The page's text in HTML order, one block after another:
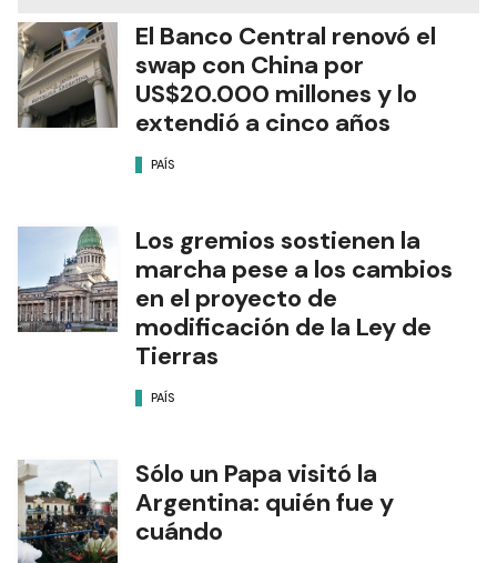
El Banco Central renovó el
swap con China por
US$20.000 millones y lo
extendió a cinco años
PAÍS
Los gremios sostienen la
marcha pese a los cambios
en el proyecto de
modificación de la Ley de
Tierras
PAÍS
Sólo un Papa visitó la
Argentina: quién fue y
cuándo